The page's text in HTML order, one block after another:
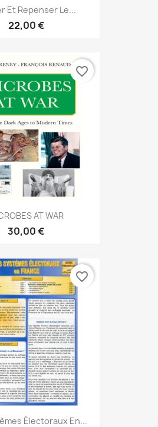
Et Repenser Le...
22,00 €
AT WAR
30,00 €
favorite_border
Électoraux En...
favorite_border